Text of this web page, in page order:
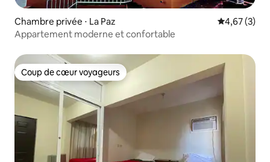
Chambre privée ⋅ La Paz Évaluation
4,67 (3)
Appartement moderne et confortable
Coup de cœur voyageurs
Coup de cœur voyageurs